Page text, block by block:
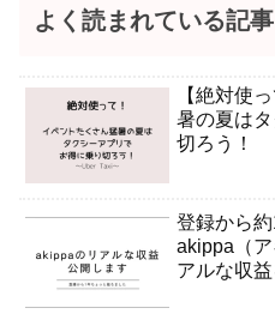
よく読まれている記事
【絶対使
暑の夏は
切ろう！
登録から
akippa（
アルな収益